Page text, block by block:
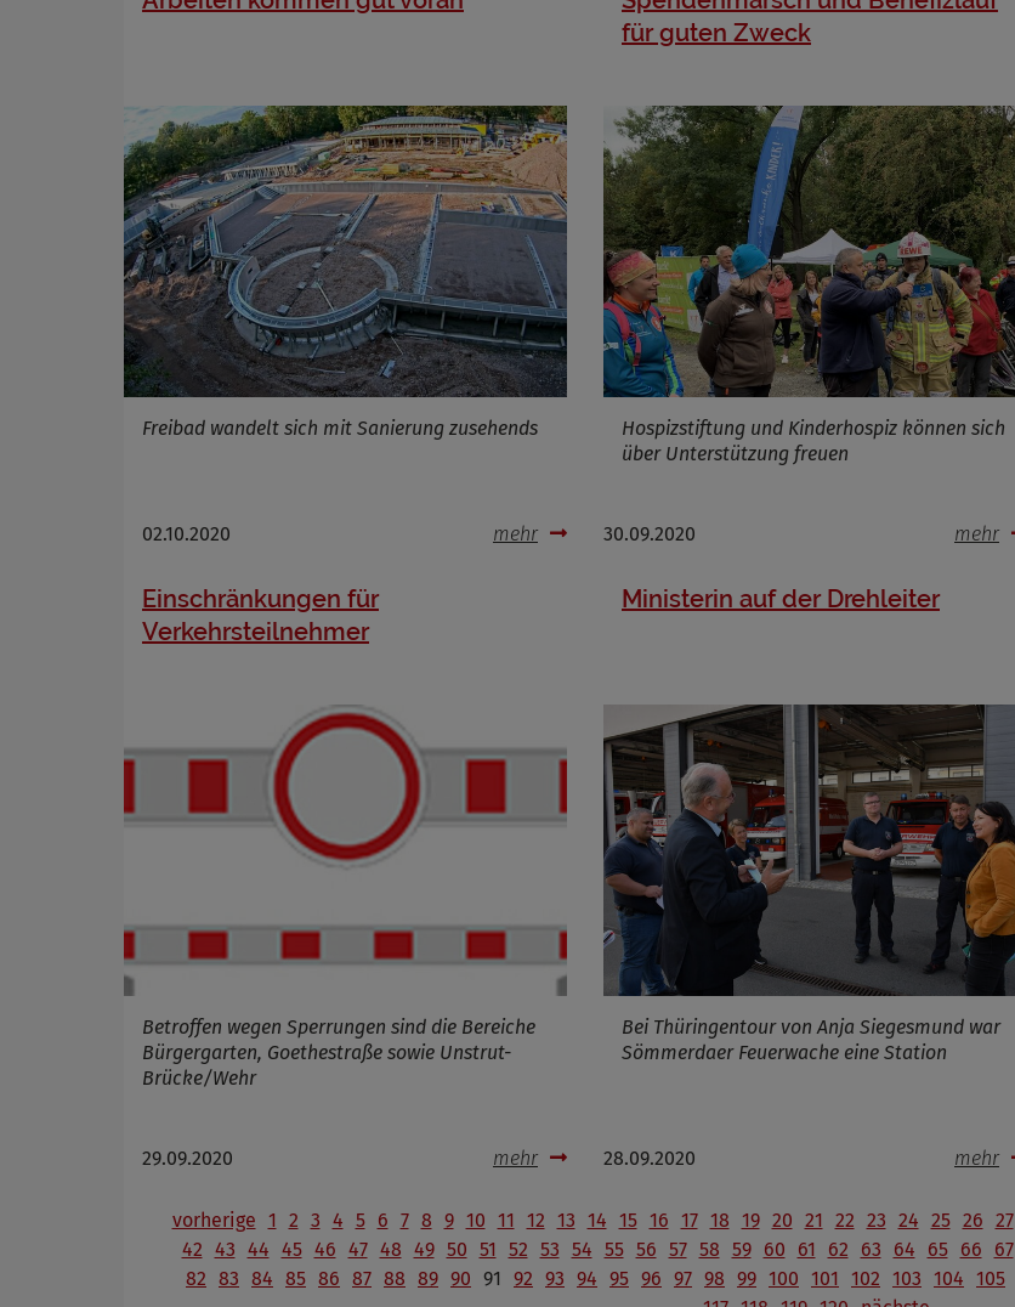
Freibad wandelt sich mit Sanierung zusehends
02.10.2020 mehr
für guten Zweck
Hospizstiftung und Kinderhospiz können sich
über Unterstützung freuen
30.09.2020 mehr
Einschränkungen für
Verkehrsteilnehmer
Betroffen wegen Sperrungen sind die Bereiche
Bürgergarten, Goethestraße sowie Unstrut-
Brücke/Wehr
29.09.2020 mehr
Ministerin auf der Drehleiter
Bei Thüringentour von Anja Siegesmund war
Sömmerdaer Feuerwache eine Station
28.09.2020 mehr
vorherige 1 2 3 4 5 6 7 8 9 10 11 12 13 14 15 16 17 18 19 20 21 22 23 24 25 26 27
42 43 44 45 46 47 48 49 50 51 52 53 54 55 56 57 58 59 60 61 62 63 64 65 66 67
82 83 84 85 86 87 88 89 90 91 92 93 94 95 96 97 98 99 100 101 102 103 104 105
Zweck
Cookie Name
Cookie Laufzeit
Infos schließen